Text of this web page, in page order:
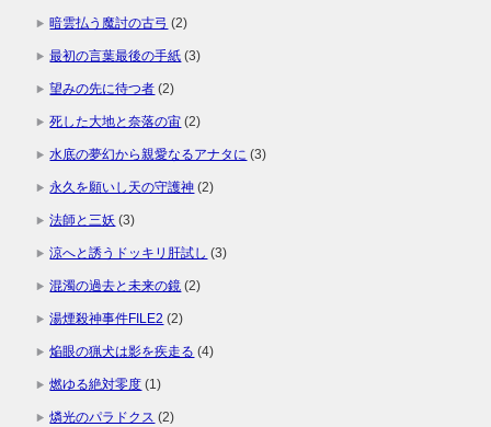
暗雲払う魔討の古弓 (2)
最初の言葉最後の手紙 (3)
望みの先に待つ者 (2)
死した大地と奈落の宙 (2)
水底の夢幻から親愛なるアナタに (3)
永久を願いし天の守護神 (2)
法師と三妖 (3)
涼へと誘うドッキリ肝試し (3)
混濁の過去と未来の鏡 (2)
湯煙殺神事件FILE2 (2)
焔眼の猟犬は影を疾走る (4)
燃ゆる絶対零度 (1)
燐光のパラドクス (2)